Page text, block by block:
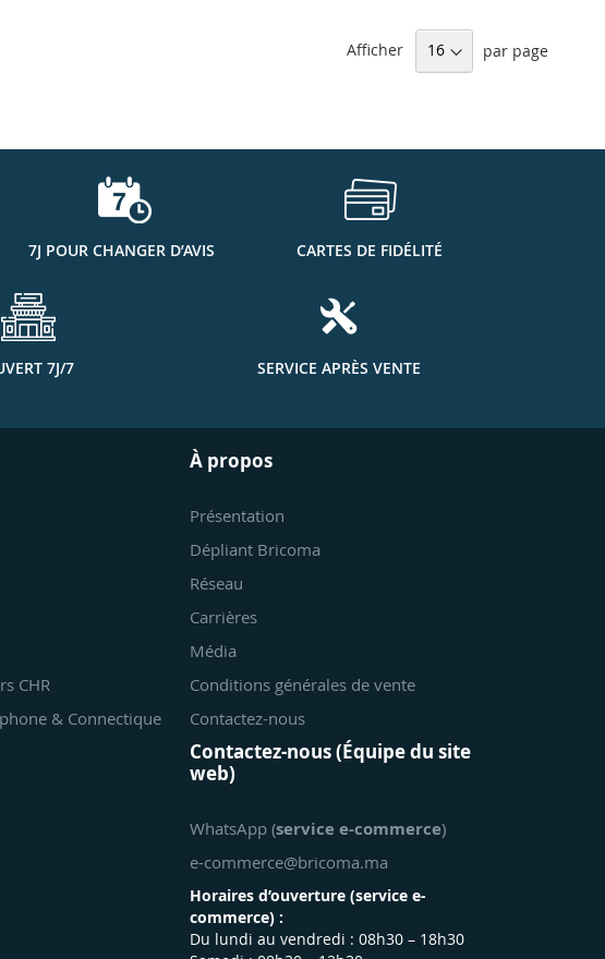
Afficher par page
7J POUR CHANGER D’AVIS CARTES DE FIDÉLITÉ
7J/7 SERVICE APRÈS VENTE
CHR
& Connectique
À propos
Présentation
Dépliant Bricoma
Réseau
Carrières
Média
Conditions générales de vente
Contactez-nous
Contactez-nous (Équipe du site
web)
WhatsApp (service e-commerce)
e-commerce@bricoma.ma
Horaires d’ouverture (service e-
commerce) :
Du lundi au vendredi : 08h30 – 18h30